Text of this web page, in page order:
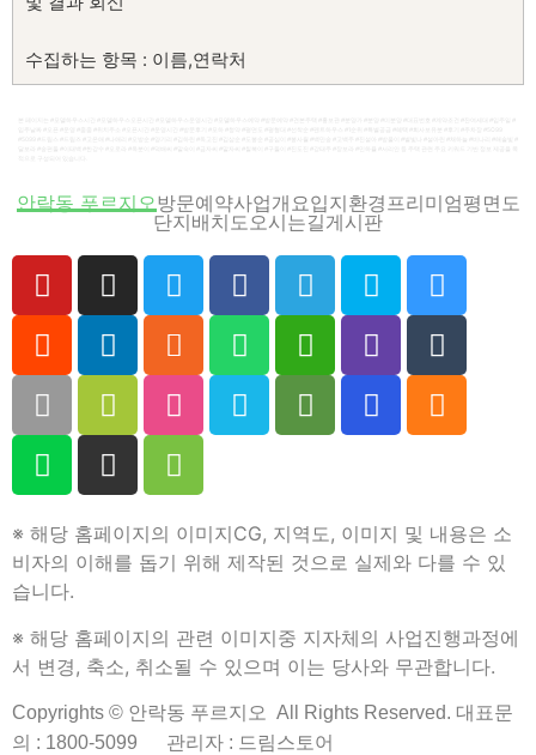
수집하는 항목 : 이름,연락처
1. 개인정보의 수집/이용목적
– 수집한 개인정보는 본인확인 및 방문예약 / 관심고객등록 관
련문의를 처리하기 위해 활용합니다.
– 수집하는 개인정보의 항목: 이름,연락처
3. 개인정보의 보유 및 이용기간
– 수집한 개인정보는 수집 후 연락을 취하고 해당정보를 파기
합니다.
4. 개인정보 제공 및 공유
– 신청자가 제공한 모든 정보는 상기 목적에 필요한 용도 이외
로는 사용되지 않으며 이용목적이 변경될 시에는 사전 동의를
구합니다.
– 개인정보 수집,이용 동의를 거부할 수 있습니다.
#5099 #드림스 #드림즈 #고은애 #나애리 #오방순 #양기리 #김하린 #독고진 #김삼순 #도봉순 #공심이 #봉사월 #백만송 #고백주 #진설아 #방울이 #별빛나 #설아린 #채하늘 #비나리 #해솔빛 #
안락동 푸르지오방문예약사업개요입지환경프리미엄평면도
단지배치도오시는길게시판
※ 해당 홈페이지의 이미지CG, 지역도, 이미지 및 내용은 소
비자의 이해를 돕기 위해 제작된 것으로 실제와 다를 수 있
습니다.
※ 해당 홈페이지의 관련 이미지중 지자체의 사업진행과정에
서 변경, 축소, 취소될 수 있으며 이는 당사와 무관합니다.
Copyrights © 안락동 푸르지오 All Rights Reserved. 대표문
의 : 1800-5099 관리자 : 드림스토어